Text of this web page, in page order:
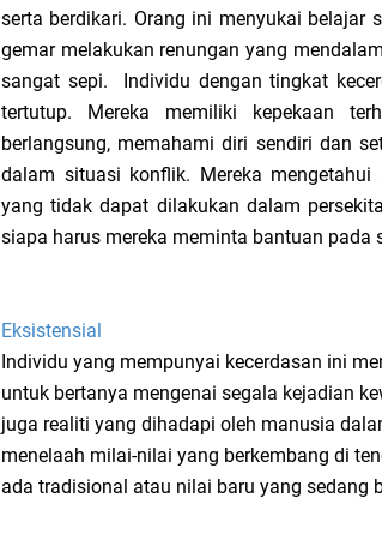
serta berdikari. Orang ini menyukai belajar
gemar melakukan renungan yang
sangat sepi. Individu dengan tingkat
tertutup. Mereka memiliki kepekaan
berlangsung, memahami diri sendiri dan
dalam situasi konflik. Mereka
yang tidak dapat dilakukan dalam
siapa harus mereka meminta bantuan pada
Eksistensial
Individu yang mempunyai kecerdasan ini
untuk bertanya mengenai segala kejadian
juga realiti yang dihadapi oleh manusia
menelaah milai-nilai yang berkembang di
ada tradisional atau nilai baru yang sedang